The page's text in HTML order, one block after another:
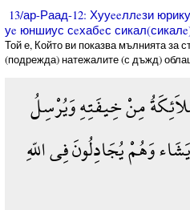
13/ар-Раад-12: Хууeeллeзи
уe юншиус сeхабeс
Той е, Който ви показва мълнията за
(подрежда) натежалите (с дъжд)
مِنْ خِيفَتِهِ وَيُرْسِلُ
وَهُمْ يُجَادِلُونَ فِي اللّهِ